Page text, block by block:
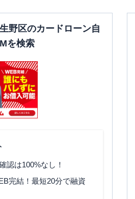
野区のカードローン自
を検索
認は100%なし！
完結！最短20分で融資